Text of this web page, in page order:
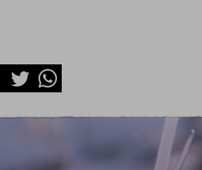
TwitterWhatsapp